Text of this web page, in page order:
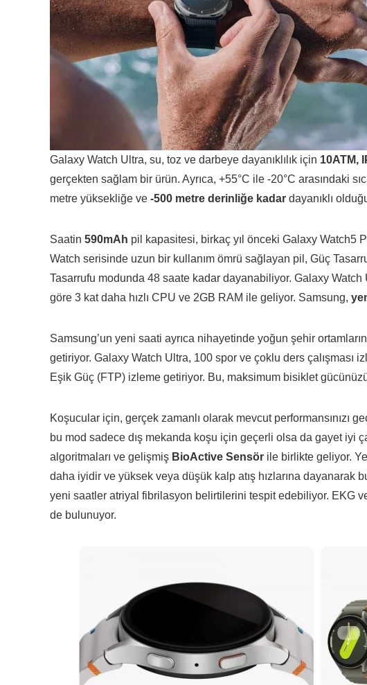
Galaxy Watch Ultra, su, toz ve darbeye dayanıklılık için 10ATM,
gerçekten sağlam bir ürün. Ayrıca, +55°C ile -20°C arasındaki
metre yüksekliğe ve -500 metre derinliğe kadar dayanıklı
Saatin 590mAh pil kapasitesi, birkaç yıl önceki Galaxy Watch5
Watch serisinde uzun bir kullanım ömrü sağlayan pil, Güç
Tasarrufu modunda 48 saate kadar dayanabiliyor. Galaxy
göre 3 kat daha hızlı CPU ve 2GB RAM ile geliyor. Samsung,
Samsung’un yeni saati ayrıca nihayetinde yoğun şehir
getiriyor. Galaxy Watch Ultra, 100 spor ve çoklu ders çalışması
Eşik Güç (FTP) izleme getiriyor. Bu, maksimum bisiklet
Koşucular için, gerçek zamanlı olarak mevcut performansınızı
bu mod sadece dış mekanda koşu için geçerli olsa da gayet iyi
algoritmaları ve gelişmiş BioActive Sensör ile birlikte geliyor.
daha iyidir ve yüksek veya düşük kalp atış hızlarına dayanarak
yeni saatler atriyal fibrilasyon belirtilerini tespit edebiliyor. EKG
de bulunuyor.